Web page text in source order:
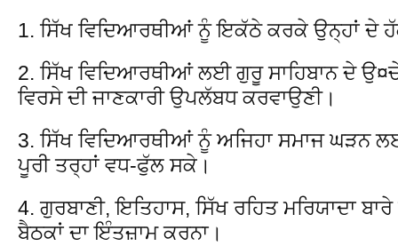
1. ਸਿੱਖ ਵਿਦਿਆਰਥੀਆਂ ਨੂੰ ਇਕੱਠੇ ਕਰਕੇ ਉਨ੍ਹਾਂ ਦੇ
2. ਸਿੱਖ ਵਿਦਿਆਰਥੀਆਂ ਲਈ ਗੁਰੂ ਸਾਹਿਬਾਨ ਦੇ
ਵਿਰਸੇ ਦੀ ਜਾਣਕਾਰੀ ਉਪਲੱਬਧ ਕਰਵਾਉਣੀ।
3. ਸਿੱਖ ਵਿਦਿਆਰਥੀਆਂ ਨੂੰ ਅਜਿਹਾ ਸਮਾਜ ਘੜਨ
ਪੂਰੀ ਤਰ੍ਹਾਂ ਵਧ-ਫੁੱਲ ਸਕੇ।
4. ਗੁਰਬਾਣੀ, ਇਤਿਹਾਸ, ਸਿੱਖ ਰਹਿਤ ਮਰਿਯਾਦਾ
ਬੈਠਕਾਂ ਦਾ ਇੰਤਜ਼ਾਮ ਕਰਨਾ।